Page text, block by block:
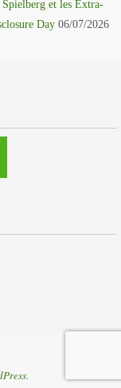
et les Extra-
Day 06/07/2026